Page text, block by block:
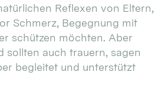
Reflexen von Eltern,
Schmerz, Begegnung mit
schützen möchten. Aber
sollten auch trauern, sagen
begleitet und unterstützt